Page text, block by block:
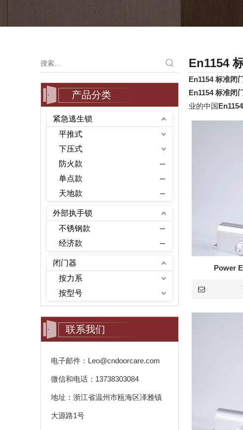
产品分类
紧急逃生锁
平推式
下压式
防火款
单点款
天地款
外部执手锁
不锈钢款
经济款
闭门器
按力系
按型号
联系我们
电子邮件：Leo@cndoorcare.com
微信和电话：13738303084
地址：浙江省温州市瓯海区泽雅镇
大源路1号
En1154
En1154 标准闭
En1154 标准闭
业的中国
Power